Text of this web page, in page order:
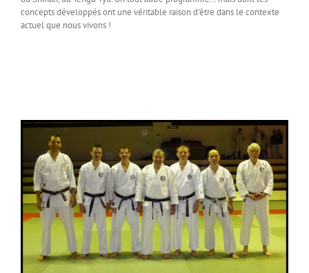
concepts développés ont une véritable raison d'être dans le contexte
actuel que nous vivons !